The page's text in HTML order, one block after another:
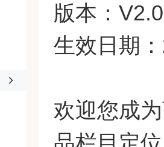
版本：V2.0
生效日期
欢迎您成